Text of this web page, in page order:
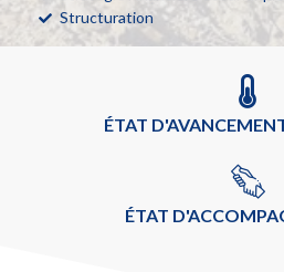
Structuration
ÉTAT
ÉTAT